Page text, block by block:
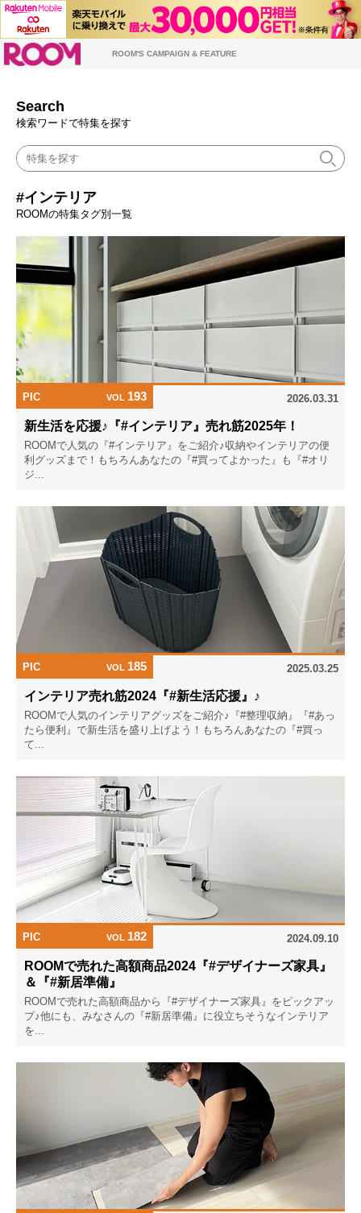
ROOM'S CAMPAIGN & FEATURE
Search
検索ワードで特集を探す
#インテリア
ROOMの特集タグ別一覧
PIC VOL 193 2026.03.31
新生活を応援♪『#インテリア』売れ筋2025年！
ROOMで人気の『#インテリア』をご紹介♪収納やインテリアの便
利グッズまで！もちろんあなたの『#買ってよかった』も『#オリ
ジ...
PIC VOL 185 2025.03.25
インテリア売れ筋2024『#新生活応援』♪
ROOMで人気のインテリアグッズをご紹介♪『#整理収納』『#あっ
たら便利』で新生活を盛り上げよう！もちろんあなたの『#買っ
て...
PIC VOL 182 2024.09.10
ROOMで売れた高額商品2024『#デザイナーズ家具』
＆『#新居準備』
ROOMで売れた高額商品から『#デザイナーズ家具』をピックアッ
プ♪他にも、みなさんの『#新居準備』に役立ちそうなインテリア
を...